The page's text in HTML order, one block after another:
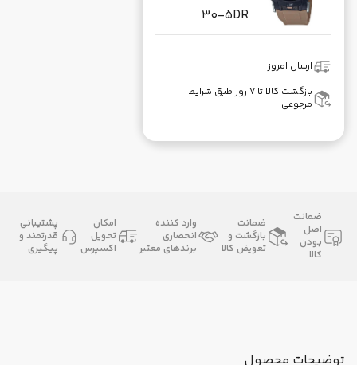
30-5DR
ارسال امروز
بازگشت کالا تا ۷ روز طبق شرایط
مرجوعی
ضمانت
اصل
بودن
کالا
ضمانت
بازگشت و
تعویض کالا
وارد کننده
انحصاری
برندهای معتبر
امکان
تحویل
اکسپرس
پشتیبانی
قدرتمند و
پیگیری
توضیحات محصول